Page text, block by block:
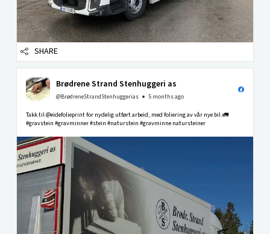
SHARE
Brødrene Strand Stenhuggeri as
@BrødreneStrandStenhuggerias 5 months ago
Takk til @eidefolieprint for nydelig utført arbeid, med foliering av vår nye bil.🚛
#gravstein #gravminner #stein #naturstein #gravminne natursteiner